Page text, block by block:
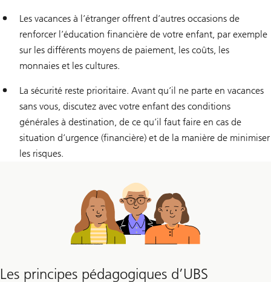
Les vacances à l’étranger offrent d’autres occasions de
renforcer l’éducation financière de votre enfant, par exemple
sur les différents moyens de paiement, les coûts, les
monnaies et les cultures.
La sécurité reste prioritaire. Avant qu’il ne parte en vacances
sans vous, discutez avec votre enfant des conditions
générales à destination, de ce qu’il faut faire en cas de
situation d’urgence (financière) et de la manière de minimiser
les risques.
Les principes pédagogiques d’UBS